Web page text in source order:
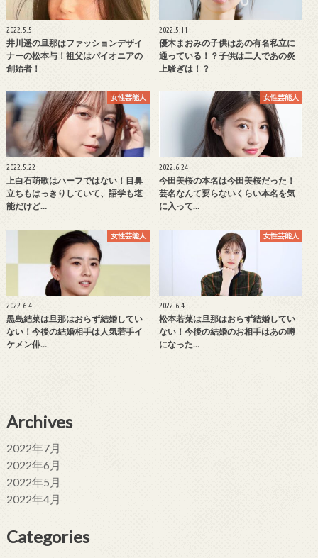
2022.5.5
井川遥の旦那はファッションデザイ
ナーの松本与！祖父はパイオニアの
創始者！
2022.5.11
優木まおみの子供はあの有名私立に
通っている！？子供は二人であの炎
上騒ぎは！？
女性芸能人
2022.5.22
上白石萌歌はハーフではない！目鼻
立ちもはっきりしていて、語学も堪
能だけど…
女性芸能人
2022.6.24
今田美桜の本名は今田美桜だった！
芸名なんて要らないくらい本名を気
に入って…
女性芸能人
2022.6.4
黒島結菜は旦那はおらず結婚してい
ない！今後の結婚相手は人気若手イ
ケメン俳…
女性芸能人
2022.6.4
松本若菜は旦那はおらず結婚してい
ない！今後の結婚のお相手はあの噂
になった…
Archives
2022年7月
2022年6月
2022年5月
2022年4月
Categories